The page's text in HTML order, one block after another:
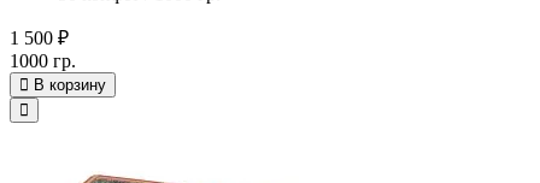
1 500 ₽
1000 гр.
В корзину